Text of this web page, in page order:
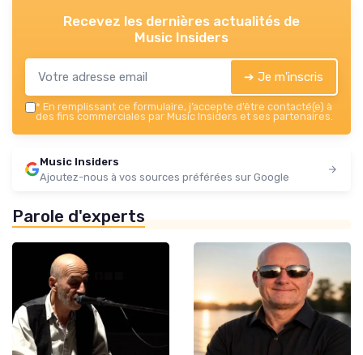
Recevez les dernières actualités de
Music Insiders
➔ Je m'inscris
* En remplissant ce formulaire, j’accepte d’être contacté(e) à
des fins commerciales par Music Insiders et ses partenaires.
Music Insiders
Ajoutez-nous à vos sources préférées sur Google
Parole d'experts